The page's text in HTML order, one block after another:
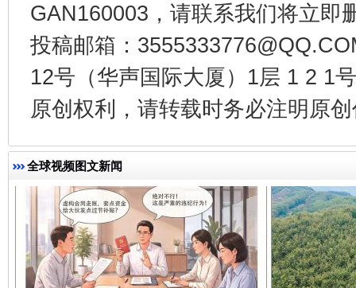
GAN160003，请联系我们将立即
投稿邮箱：
12号（华声国际大厦）1层 1 2 1
原创权利，请转载时务必注明原
全球视频图文新闻
千年窑火 生生不息 一
揭开“小金库”的免责幌子